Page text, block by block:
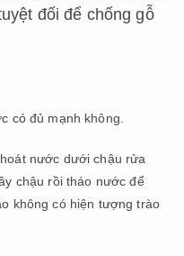
đối để chống gỗ
có đủ mạnh không.
nước dưới chậu rửa
chậu rồi tháo nước để
không có hiện tượng trào